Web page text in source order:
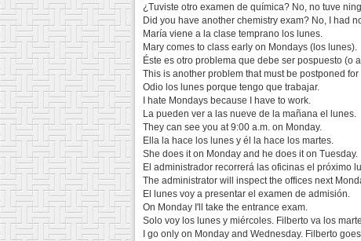
¿Tuviste otro examen de química? No, no tuve
Did you have another chemistry exam? No, I had
María viene a la clase temprano los lunes.
Mary comes to class early on Mondays (los lunes).
Éste es otro problema que debe ser pospuesto (o
This is another problem that must be postponed for
Odio los lunes porque tengo que trabajar.
I hate Mondays because I have to work.
La pueden ver a las nueve de la mañana el lunes.
They can see you at 9:00 a.m. on Monday.
Ella la hace los lunes y él la hace los martes.
She does it on Monday and he does it on Tuesday.
El administrador recorrerá las oficinas el próximo
The administrator will inspect the offices next
El lunes voy a presentar el examen de admisión.
On Monday I'll take the entrance exam.
Solo voy los lunes y miércoles. Filberto va los
I go only on Monday and Wednesday. Filberto